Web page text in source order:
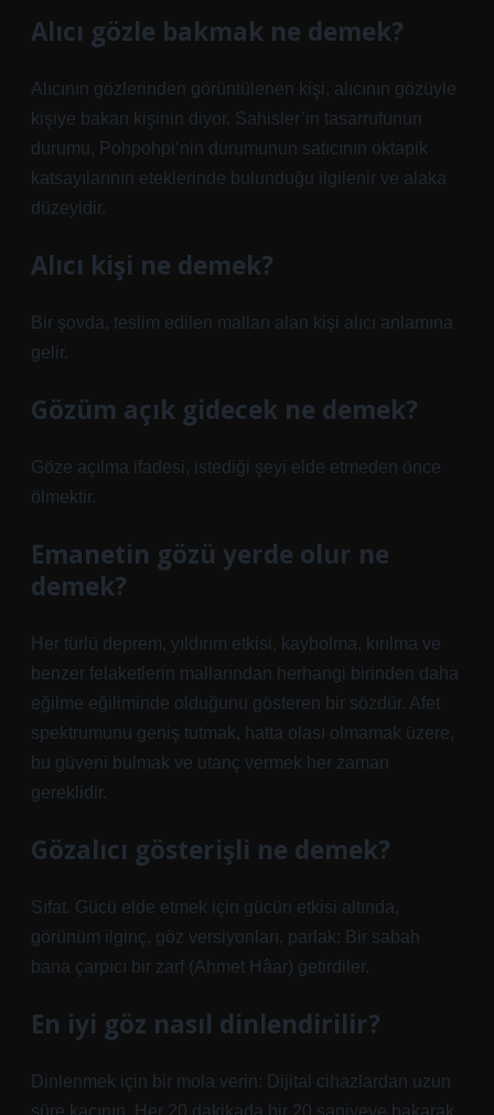
Alıcı gözle bakmak ne demek?
Alıcının gözlerinden görüntülenen kişi, alıcının gözüyle
kişiye bakan kişinin diyor. Sahisler’in tasarrufunun
durumu, Pohpohpi’nin durumunun satıcının oktapik
katsayılarının eteklerinde bulunduğu ilgilenir ve alaka
düzeyidir.
Alıcı kişi ne demek?
Bir şovda, teslim edilen malları alan kişi alıcı anlamına
gelir.
Gözüm açık gidecek ne demek?
Göze açılma ifadesi, istediği şeyi elde etmeden önce
ölmektir.
Emanetin gözü yerde olur ne
demek?
Her türlü deprem, yıldırım etkisi, kaybolma, kırılma ve
benzer felaketlerin mallarından herhangi birinden daha
eğilme eğiliminde olduğunu gösteren bir sözdür. Afet
spektrumunu geniş tutmak, hatta olası olmamak üzere,
bu güveni bulmak ve utanç vermek her zaman
gereklidir.
Gözalıcı gösterişli ne demek?
Sıfat. Gücü elde etmek için gücün etkisi altında,
görünüm ilginç, göz versiyonları, parlak: Bir sabah
bana çarpıcı bir zarf (Ahmet Hâar) getirdiler.
En iyi göz nasıl dinlendirilir?
Dinlenmek için bir mola verin: Dijital cihazlardan uzun
süre kaçının. Her 20 dakikada bir 20 saniyeye bakarak